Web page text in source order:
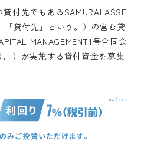
付先でもあるSAMURAI ASSE
「貸付先」という。）の営む貸
MANAGEMENT1号合同会
）が実施する貸付資金を募集